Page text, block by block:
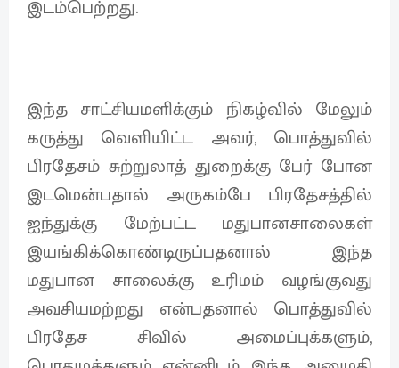
இடம்பெற்றது.
இந்த சாட்சியமளிக்கும் நிகழ்வில் மேலும்
கருத்து வெளியிட்ட அவர், பொத்துவில்
பிரதேசம் சுற்றுலாத் துறைக்கு பேர் போன
இடமென்பதால் அருகம்பே பிரதேசத்தில்
ஐந்துக்கு மேற்பட்ட மதுபானசாலைகள்
இயங்கிக்கொண்டிருப்பதனால் இந்த
மதுபான சாலைக்கு உரிமம் வழங்குவது
அவசியமற்றது என்பதனால் பொத்துவில்
பிரதேச சிவில் அமைப்புக்களும்,